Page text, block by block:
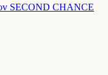
SECOND CHANCE